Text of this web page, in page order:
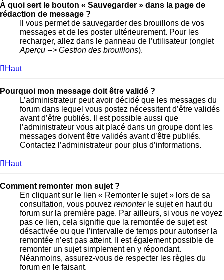
À quoi sert le bouton « Sauvegarder » dans la page de
rédaction de message ?
Il vous permet de sauvegarder des brouillons de vos
messages et de les poster ultérieurement. Pour les
recharger, allez dans le panneau de l’utilisateur (onglet
Aperçu --> Gestion des brouillons).
Haut
Pourquoi mon message doit être validé ?
L’administrateur peut avoir décidé que les messages du
forum dans lequel vous postez nécessitent d’être validés
avant d’être publiés. Il est possible aussi que
l’administrateur vous ait placé dans un groupe dont les
messages doivent être validés avant d’être publiés.
Contactez l’administrateur pour plus d’informations.
Haut
Comment remonter mon sujet ?
En cliquant sur le lien « Remonter le sujet » lors de sa
consultation, vous pouvez remonterle sujet en haut du
forum sur la première page. Par ailleurs, si vous ne voyez
pas ce lien, cela signifie que la remontée de sujet est
désactivée ou que l’intervalle de temps pour autoriser la
remontée n’est pas atteint. Il est également possible de
remonter un sujet simplement en y répondant.
Néanmoins, assurez-vous de respecter les règles du
forum en le faisant.